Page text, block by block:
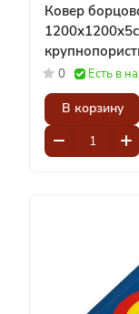
Ковер
120кг/
0 Есть в
В корзину